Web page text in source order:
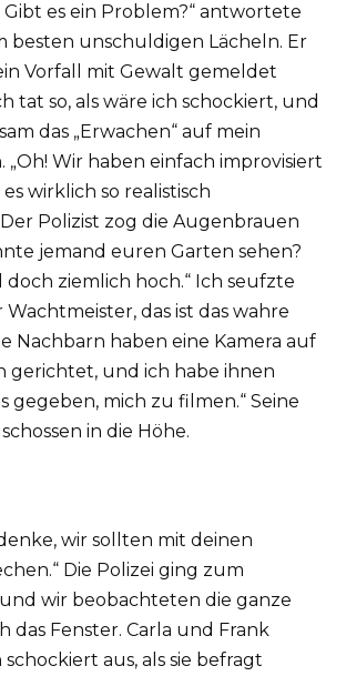
es ein Problem?“ antwortete
besten unschuldigen Lächeln. Er
Vorfall mit Gewalt gemeldet
tat so, als wäre ich schockiert, und
das „Erwachen“ auf mein
„Oh! Wir haben einfach improvisiert
wirklich so realistisch
Polizist zog die Augenbrauen
jemand euren Garten sehen?
doch ziemlich hoch.“ Ich seufzte
Wachtmeister, das ist das wahre
Nachbarn haben eine Kamera auf
gerichtet, und ich habe ihnen
gegeben, mich zu filmen.“ Seine
in die Höhe.
wir sollten mit deinen
Die Polizei ging zum
wir beobachteten die ganze
das Fenster. Carla und Frank
aus, als sie befragt